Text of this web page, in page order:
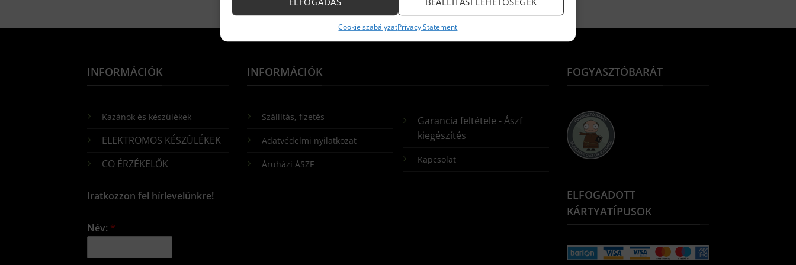
Cookie szabályzatPrivacy Statement
INFORMÁCIÓK
Kazánok és készülékek
ELEKTROMOS KÉSZÜLÉKEK
CO ÉRZÉKELŐK
Iratkozzon fel hírlevelünkre!
Név: *
INFORMÁCIÓK
Szállítás, fizetés
Adatvédelmi nyilatkozat
Áruházi ÁSZF
Garancia feltétele - Ászf
kiegészítés
Kapcsolat
FOGYASZTÓBARÁT
ELFOGADOTT
KÁRTYATÍPUSOK